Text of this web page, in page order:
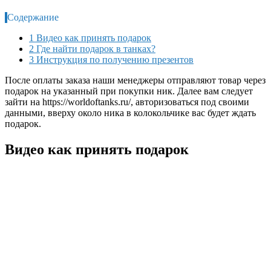
Содержание
1 Видео как принять подарок
2 Где найти подарок в танках?
3 Инструкция по получению презентов
После оплаты заказа наши менеджеры отправляют товар через
подарок на указанный при покупки ник. Далее вам следует
зайти на https://worldoftanks.ru/, авторизоваться под своими
данными, вверху около ника в колокольчике вас будет ждать
подарок.
Видео как принять подарок